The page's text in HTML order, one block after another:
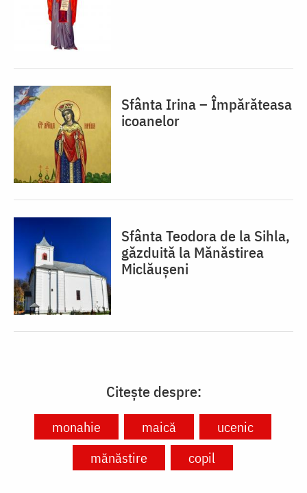
Sfânta Irina – Împărăteasa
icoanelor
Sfânta Teodora de la Sihla,
găzduită la Mănăstirea
Miclăușeni
Citește despre:
monahie maică
ucenic
mănăstire
copil